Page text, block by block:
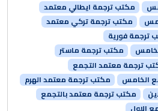
مكتب ترجمة ايطالي معتمد
مكتب ترجمة تركي معتمد
ترجمة فورية
مكتب ترجمة ماستر
ترجمة معتمد التجمع
الخامس
مكتب ترجمة معتمد الهرم
مكتب ترجمة معتمد بالتجمع